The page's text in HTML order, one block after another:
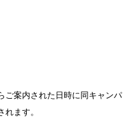
ご案内された日時に同キャンパ
れます。